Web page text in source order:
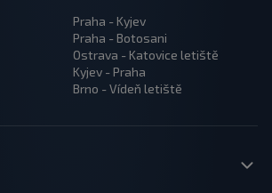
Praha - Kyjev
Praha - Botosani
Ostrava - Katovice letiště
Kyjev - Praha
Brno - Vídeň letiště